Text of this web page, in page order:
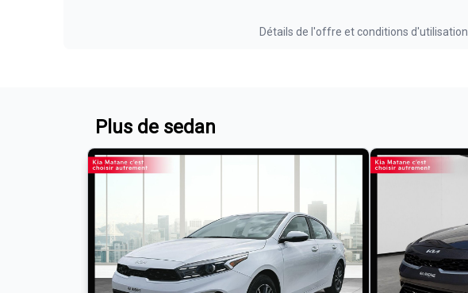
Détails de l'offre et conditions d'utilisation
Plus de sedan